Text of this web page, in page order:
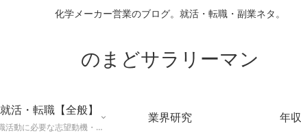
化学メーカー営業のブログ。就活・転職・副業ネタ。
のまどサラリーマン
就活・転職【全般】
就職活動に必要な志望動機・メールマナー・業界研究などに役立つ知識を公開するページ。
業界研究 年収